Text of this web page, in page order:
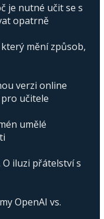
je nutné učit se s
opatrně
mění způsob,
verzi online
učitele
umělé
O iluzi přátelství s
OpenAI vs.